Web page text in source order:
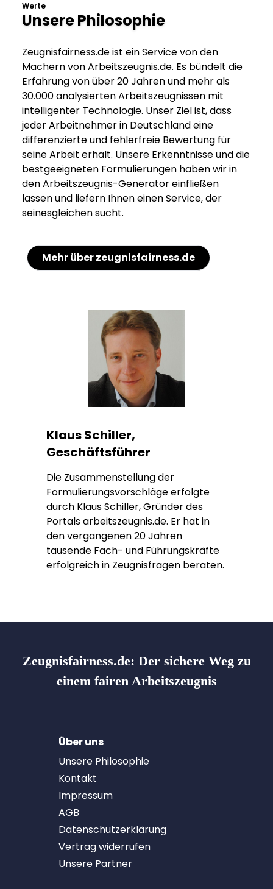
Werte
Unsere Philosophie
Zeugnisfairness.de ist ein Service von den
Machern von Arbeitszeugnis.de. Es bündelt die
Erfahrung von über 20 Jahren und mehr als
30.000 analysierten Arbeitszeugnissen mit
intelligenter Technologie. Unser Ziel ist, dass
jeder Arbeitnehmer in Deutschland eine
differenzierte und fehlerfreie Bewertung für
seine Arbeit erhält. Unsere Erkenntnisse und die
bestgeeigneten Formulierungen haben wir in
den Arbeitszeugnis-Generator einfließen
lassen und liefern Ihnen einen Service, der
seinesgleichen sucht.
Mehr über zeugnisfairness.de
Klaus Schiller,
Geschäftsführer
Die Zusammenstellung der
Formulierungsvorschläge erfolgte
durch Klaus Schiller, Gründer des
Portals arbeitszeugnis.de. Er hat in
den vergangenen 20 Jahren
tausende Fach- und Führungskräfte
erfolgreich in Zeugnisfragen beraten.
Zeugnisfairness.de: Der sichere Weg zu
einem fairen Arbeitszeugnis
Über uns
Unsere Philosophie
Kontakt
Impressum
AGB
Datenschutzerklärung
Vertrag widerrufen
Unsere Partner